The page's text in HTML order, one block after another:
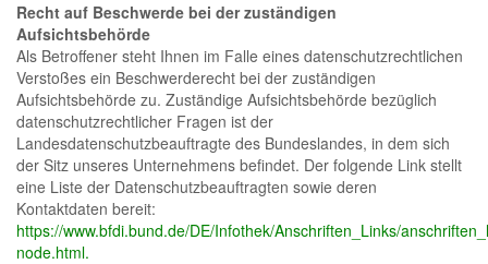
Recht auf Beschwerde bei der zuständigen
Aufsichtsbehörde
Als Betroffener steht Ihnen im Falle eines datenschutzrechtlichen
Verstoßes ein Beschwerderecht bei der zuständigen
Aufsichtsbehörde zu. Zuständige Aufsichtsbehörde bezüglich
datenschutzrechtlicher Fragen ist der
Landesdatenschutzbeauftragte des Bundeslandes, in dem sich
der Sitz unseres Unternehmens befindet. Der folgende Link stellt
eine Liste der Datenschutzbeauftragten sowie deren
Kontaktdaten bereit:
https://www.bfdi.bund.de/DE/Infothek/Anschriften_Links/
node.html.